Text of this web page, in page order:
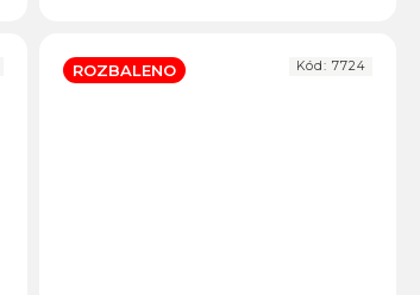
ROZBALENO Kód: 7724